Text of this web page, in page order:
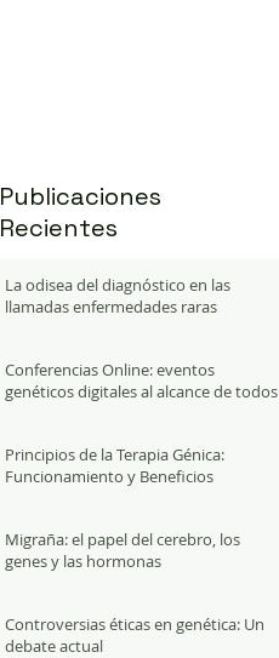
Publicaciones
Recientes
La odisea del diagnóstico en las
llamadas enfermedades raras
Conferencias Online: eventos
genéticos digitales al alcance de todos
Principios de la Terapia Génica:
Funcionamiento y Beneficios
Migraña: el papel del cerebro, los
genes y las hormonas
Controversias éticas en genética: Un
debate actual